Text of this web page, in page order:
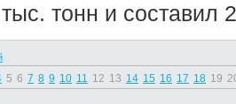
тонн и составил
5 6 7 8 9 10 11 12 13 14 15 16 17 18 19